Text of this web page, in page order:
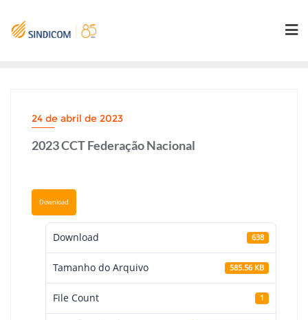
content
24 de abril de 2023
2023 CCT Federação Nacional
Download
Download 638
Tamanho do Arquivo 585.56 KB
File Count 1